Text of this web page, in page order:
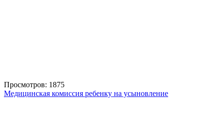
Просмотров: 1875
Медицинская комиссия ребенку на усыновление